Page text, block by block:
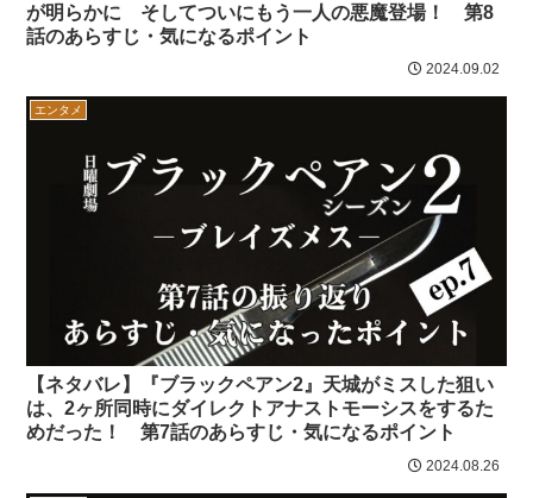
が明らかに そしてついにもう一人の悪魔登場！ 第8
話のあらすじ・気になるポイント
2024.09.02
エンタメ
【ネタバレ】『ブラックペアン2』天城がミスした狙い
は、2ヶ所同時にダイレクトアナストモーシスをするた
めだった！ 第7話のあらすじ・気になるポイント
2024.08.26